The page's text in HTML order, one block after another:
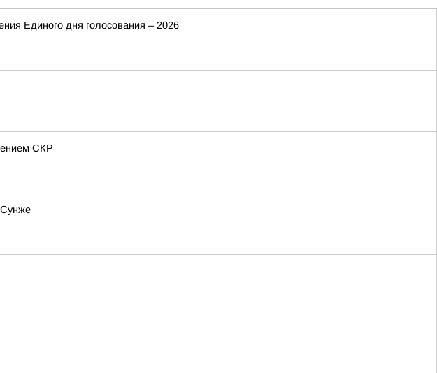
Единого дня голосования – 2026
СКР
Сунже